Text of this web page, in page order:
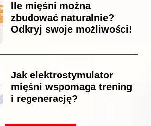
Ile mięśni można
zbudować naturalnie?
Odkryj swoje możliwości!
Jak elektrostymulator
mięśni wspomaga trening
i regenerację?